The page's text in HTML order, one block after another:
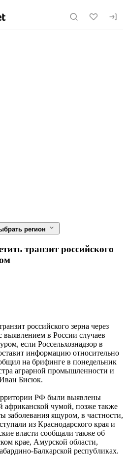
по сайту milknet.ru
транзит
регион
транзит российского
российского зерна через
выявлением в России случаев
если Россельхознадзор в
информацию относительно
на брифинге в понедельник
аграрной промышленности и
Бисюк.
РФ были выявлены
африканской чумой, позже также
заболевания ящуром, в частности,
из Краснодарского края и
власти сообщали также об
крае, Амурской области,
Балкарской республиках.